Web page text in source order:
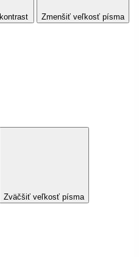
kontrast Zmenšiť veľkosť písma
Zväčšiť veľkosť písma